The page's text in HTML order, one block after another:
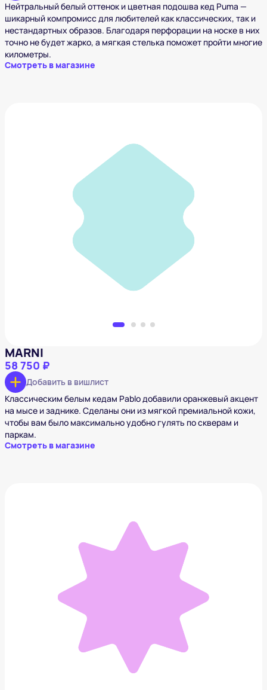
Нейтральный белый оттенок и цветная подошва кед Puma —
шикарный компромисс для любителей как классических, так и
нестандартных образов. Благодаря перфорации на носке в них
точно не будет жарко, а мягкая стелька поможет пройти многие
километры.
Смотреть в магазине
MARNI
58 750 ₽
Добавить в вишлист
Классическим белым кедам Pablo добавили оранжевый акцент
на мысе и заднике. Сделаны они из мягкой премиальной кожи,
чтобы вам было максимально удобно гулять по скверам и
паркам.
Смотреть в магазине